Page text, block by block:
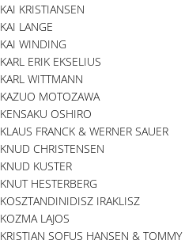
KAI KRISTIANSEN
KAI LANGE
KAI WINDING
KARL ERIK EKSELIUS
KARL WITTMANN
KAZUO MOTOZAWA
KENSAKU OSHIRO
KLAUS FRANCK & WERNER SAUER
KNUD CHRISTENSEN
KNUD KUSTER
KNUT HESTERBERG
KOSZTANDINIDISZ IRAKLISZ
KOZMA LAJOS
KRISTIAN SOFUS HANSEN & TOMMY